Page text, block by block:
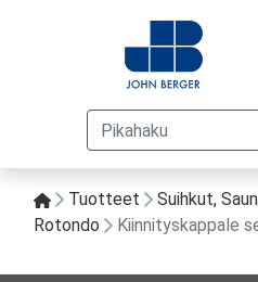
Tuotteet Suihkut,
Rotondo
Kiinnityskappale